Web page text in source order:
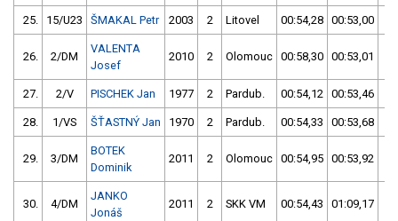
25. 15/U23 ŠMAKAL Petr 2003 2 Litovel 00:54,28 00:53,00
26. 2/DM
VALENTA
Josef
2010 2 Olomouc 00:58,30 00:53,01
27. 2/V PISCHEK Jan 1977 2 Pardub. 00:54,12 00:53,46
28. 1/VS ŠŤASTNÝ Jan 1970 2 Pardub. 00:54,33 00:53,68
29. 3/DM
BOTEK
Dominik
2011 2 Olomouc 00:54,95 00:53,92
30. 4/DM
JANKO
Jonáš
2011 2 SKK VM 00:54,43 01:09,17